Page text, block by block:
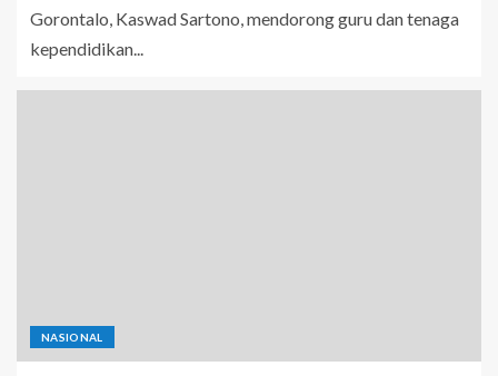
Gorontalo, Kaswad Sartono, mendorong guru dan tenaga
kependidikan...
NASIONAL